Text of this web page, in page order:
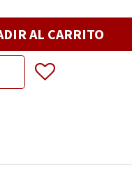
AL CARRITO